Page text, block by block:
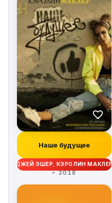
Наше будущее
ДЖЕЙ ЭШЕР, КЭРОЛИН МАКЛЕР
2018